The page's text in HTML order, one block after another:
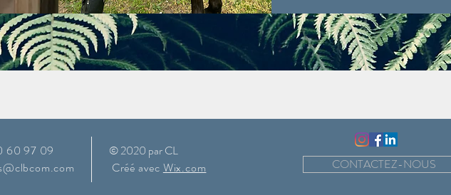
60 97 09
© 2020 par CL
Créé avec Wix.com CONTACTEZ-NOUS